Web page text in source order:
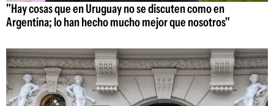
"Hay cosas que en Uruguay no se discuten como en
Argentina; lo han hecho mucho mejor que nosotros"